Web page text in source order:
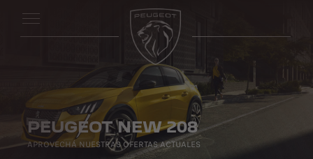
PEUGEOT NEW 208
APROVECHÁ NUESTRAS OFERTAS ACTUALES